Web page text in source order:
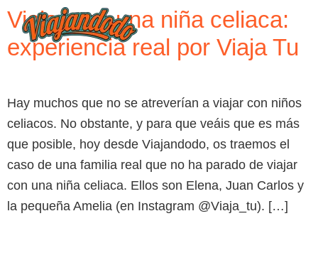
Viajar con una niña celiaca:
experiencia real por Viaja Tu
Hay muchos que no se atreverían a viajar con niños
celiacos. No obstante, y para que veáis que es más
que posible, hoy desde Viajandodo, os traemos el
caso de una familia real que no ha parado de viajar
con una niña celiaca. Ellos son Elena, Juan Carlos y
la pequeña Amelia (en Instagram @Viaja_tu). […]